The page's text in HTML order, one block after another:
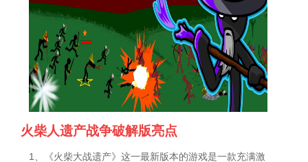
火柴人遗产战争破解版亮点
1、《火柴大战遗产》这一最新版本的游戏是一款充满激